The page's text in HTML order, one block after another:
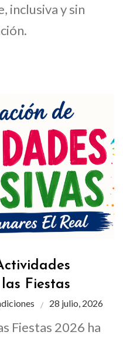
inclusiva y sin
Fiestas
28 julio, 2026
Fiestas 2026 ha